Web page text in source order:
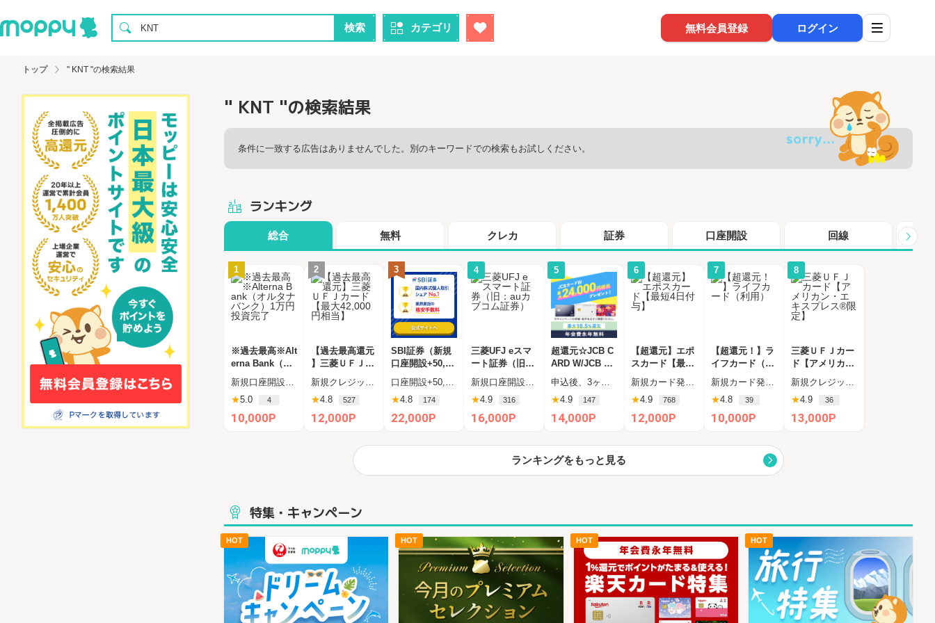
検索 カテゴリ 無料会員登録 ログイン
トップ " KNT "の検索結果
" KNT "の検索結果
条件に一致する広告はありませんでした。別のキーワードでの検索もお試しください。
ランキング
総合 無料 クレカ 証券 口座開設 回線
1
※過去最高※Alt
erna Bank（オ
ルタナバンク）
1万円投資完了
新規口座開設申込後、45日以内に1万円以上の投資
★5.0 4
10,000P
2
【過去最高還元
】三菱ＵＦＪカ
ード【最大42,0
00円相当】
新規クレジットカード発行完了（カード受取必須）
★4.8 527
12,000P
3
SBI証券（新規
口座開設+50,00
0円以上入金）
口座開設+50,000円入金（SBIハイブリッド預金へ振替）
★4.8 174
22,000P
4
三菱UFJ eスマ
ート証券（旧：
auカブコム証券
）
新規口座開設後の初回取引完了
★4.9 316
16,000P
5
超還元☆JCB C
ARD W/JCB CA
RD W plus L(39
歳以下限定)
申込後、3ヶ月以内の新規カード発行
★4.9 147
14,000P
6
【超還元】エポ
スカード【最短
4日付与】
新規カード発行完了
★4.9 768
12,000P
7
【超還元！】ラ
イフカード（利
用）
新規カード発行+ショッピング利用（カード受取必須）
★4.8 39
10,000P
8
三菱ＵＦＪカー
ド【アメリカン
・エキスプレス
®限定】
新規クレジットカード発行（カード受取必須）
★4.9 36
13,000P
ランキングをもっと見る
特集・キャンペーン
HOT HOT HOT HOT